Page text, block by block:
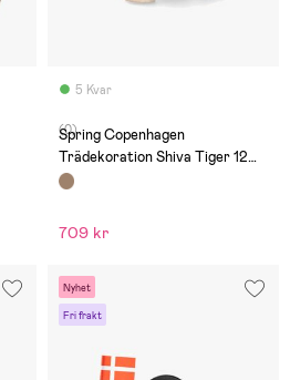
5 Kvar
(0)
Spring Copenhagen
Trädekoration Shiva Tiger 12
cm
709 kr
Nyhet
Fri frakt